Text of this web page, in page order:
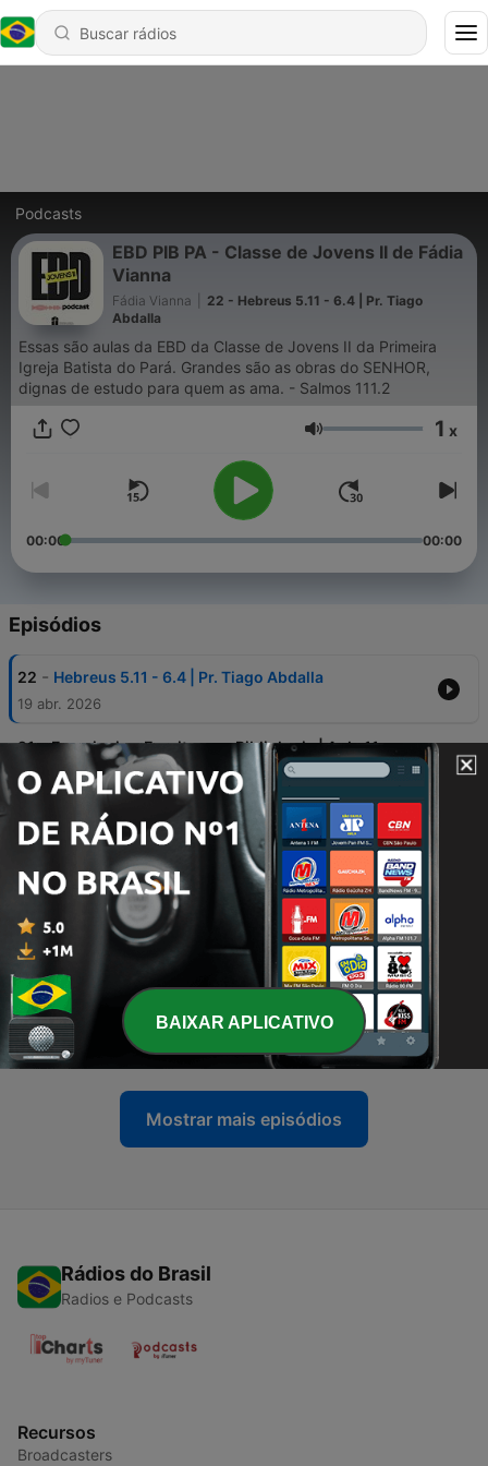
Podcasts
EBD PIB PA - Classe de Jovens II de Fádia
Vianna
Fádia Vianna
22 - Hebreus 5.11 - 6.4 | Pr. Tiago
Abdalla
Essas são aulas da EBD da Classe de Jovens II da Primeira
Igreja Batista do Pará. Grandes são as obras do SENHOR,
dignas de estudo para quem as ama. - Salmos 111.2
Volume 1 x
00:00 00:00
Episódios
22 - Hebreus 5.11 - 6.4 | Pr. Tiago Abdalla
19 abr. 2026
21 - Examinai as Escrituras - Bibliologia | Aula 11 -
Prof. Elden Borges
14 mar. 2022
20 - Examinai as Escrituras - Bibliologia | Aula 10 -
Prof. Eduardo Barros
14 mar. 2022
19 -
Examinai as Escrituras - Bibliologia | Aula 9 - Pr.
Isaías Cristal
01 mar. 2022
18 - Examinai as Escrituras - Bibliologia | Aula 08 -
Prof. Elden Borges
01 mar. 2022
Mostrar mais episódios
Rádios do Brasil
Radios e Podcasts
Recursos
Broadcasters
BAIXAR APLICATIVO